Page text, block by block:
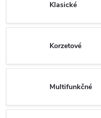
Klasické
Korzetové
Multifunkčné